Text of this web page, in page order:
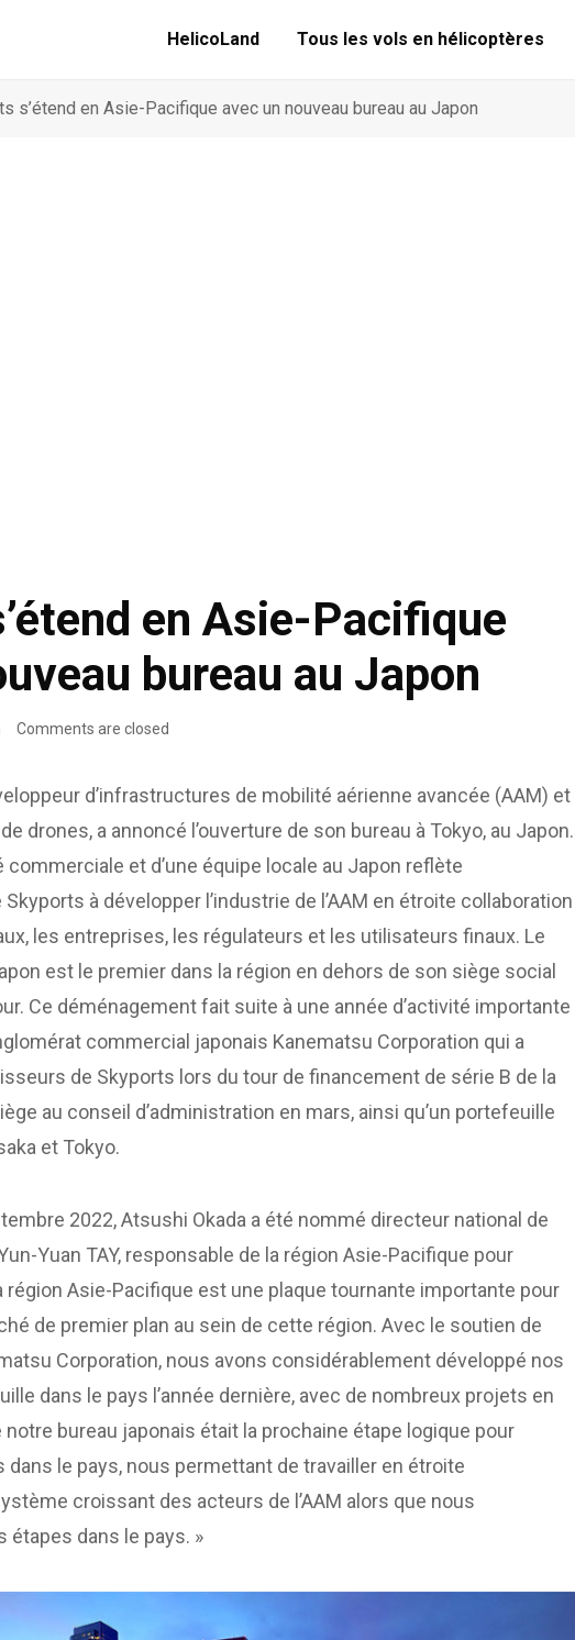
HelicoLand Tous les vols en hélicoptères
s’étend en Asie-Pacifique avec un nouveau bureau au Japon
en Asie-Pacifique
bureau au Japon
Comments are closed
d’infrastructures de mobilité aérienne avancée (AAM) et
drones, a annoncé l’ouverture de son bureau à Tokyo, au Japon.
commerciale et d’une équipe locale au Japon reflète
Skyports à développer l’industrie de l’AAM en étroite collaboration
les entreprises, les régulateurs et les utilisateurs finaux. Le
est le premier dans la région en dehors de son siège social
Ce déménagement fait suite à une année d’activité importante
commercial japonais Kanematsu Corporation qui a
de Skyports lors du tour de financement de série B de la
au conseil d’administration en mars, ainsi qu’un portefeuille
et Tokyo.
2022, Atsushi Okada a été nommé directeur national de
Yuan TAY, responsable de la région Asie-Pacifique pour
région Asie-Pacifique est une plaque tournante importante pour
de premier plan au sein de cette région. Avec le soutien de
Corporation, nous avons considérablement développé nos
dans le pays l’année dernière, avec de nombreux projets en
notre bureau japonais était la prochaine étape logique pour
le pays, nous permettant de travailler en étroite
croissant des acteurs de l’AAM alors que nous
étapes dans le pays. »